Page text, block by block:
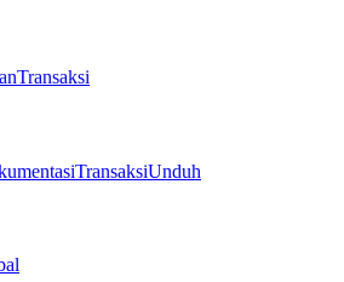
Transaksi
TransaksiUnduh